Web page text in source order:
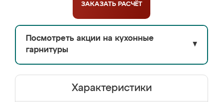
ЗАКАЗАТЬ РАСЧЁТ
Посмотреть акции на кухонные
гарнитуры
▼
Характеристики